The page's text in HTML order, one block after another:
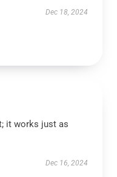
Dec 18, 2024
it works just as
Dec 16, 2024